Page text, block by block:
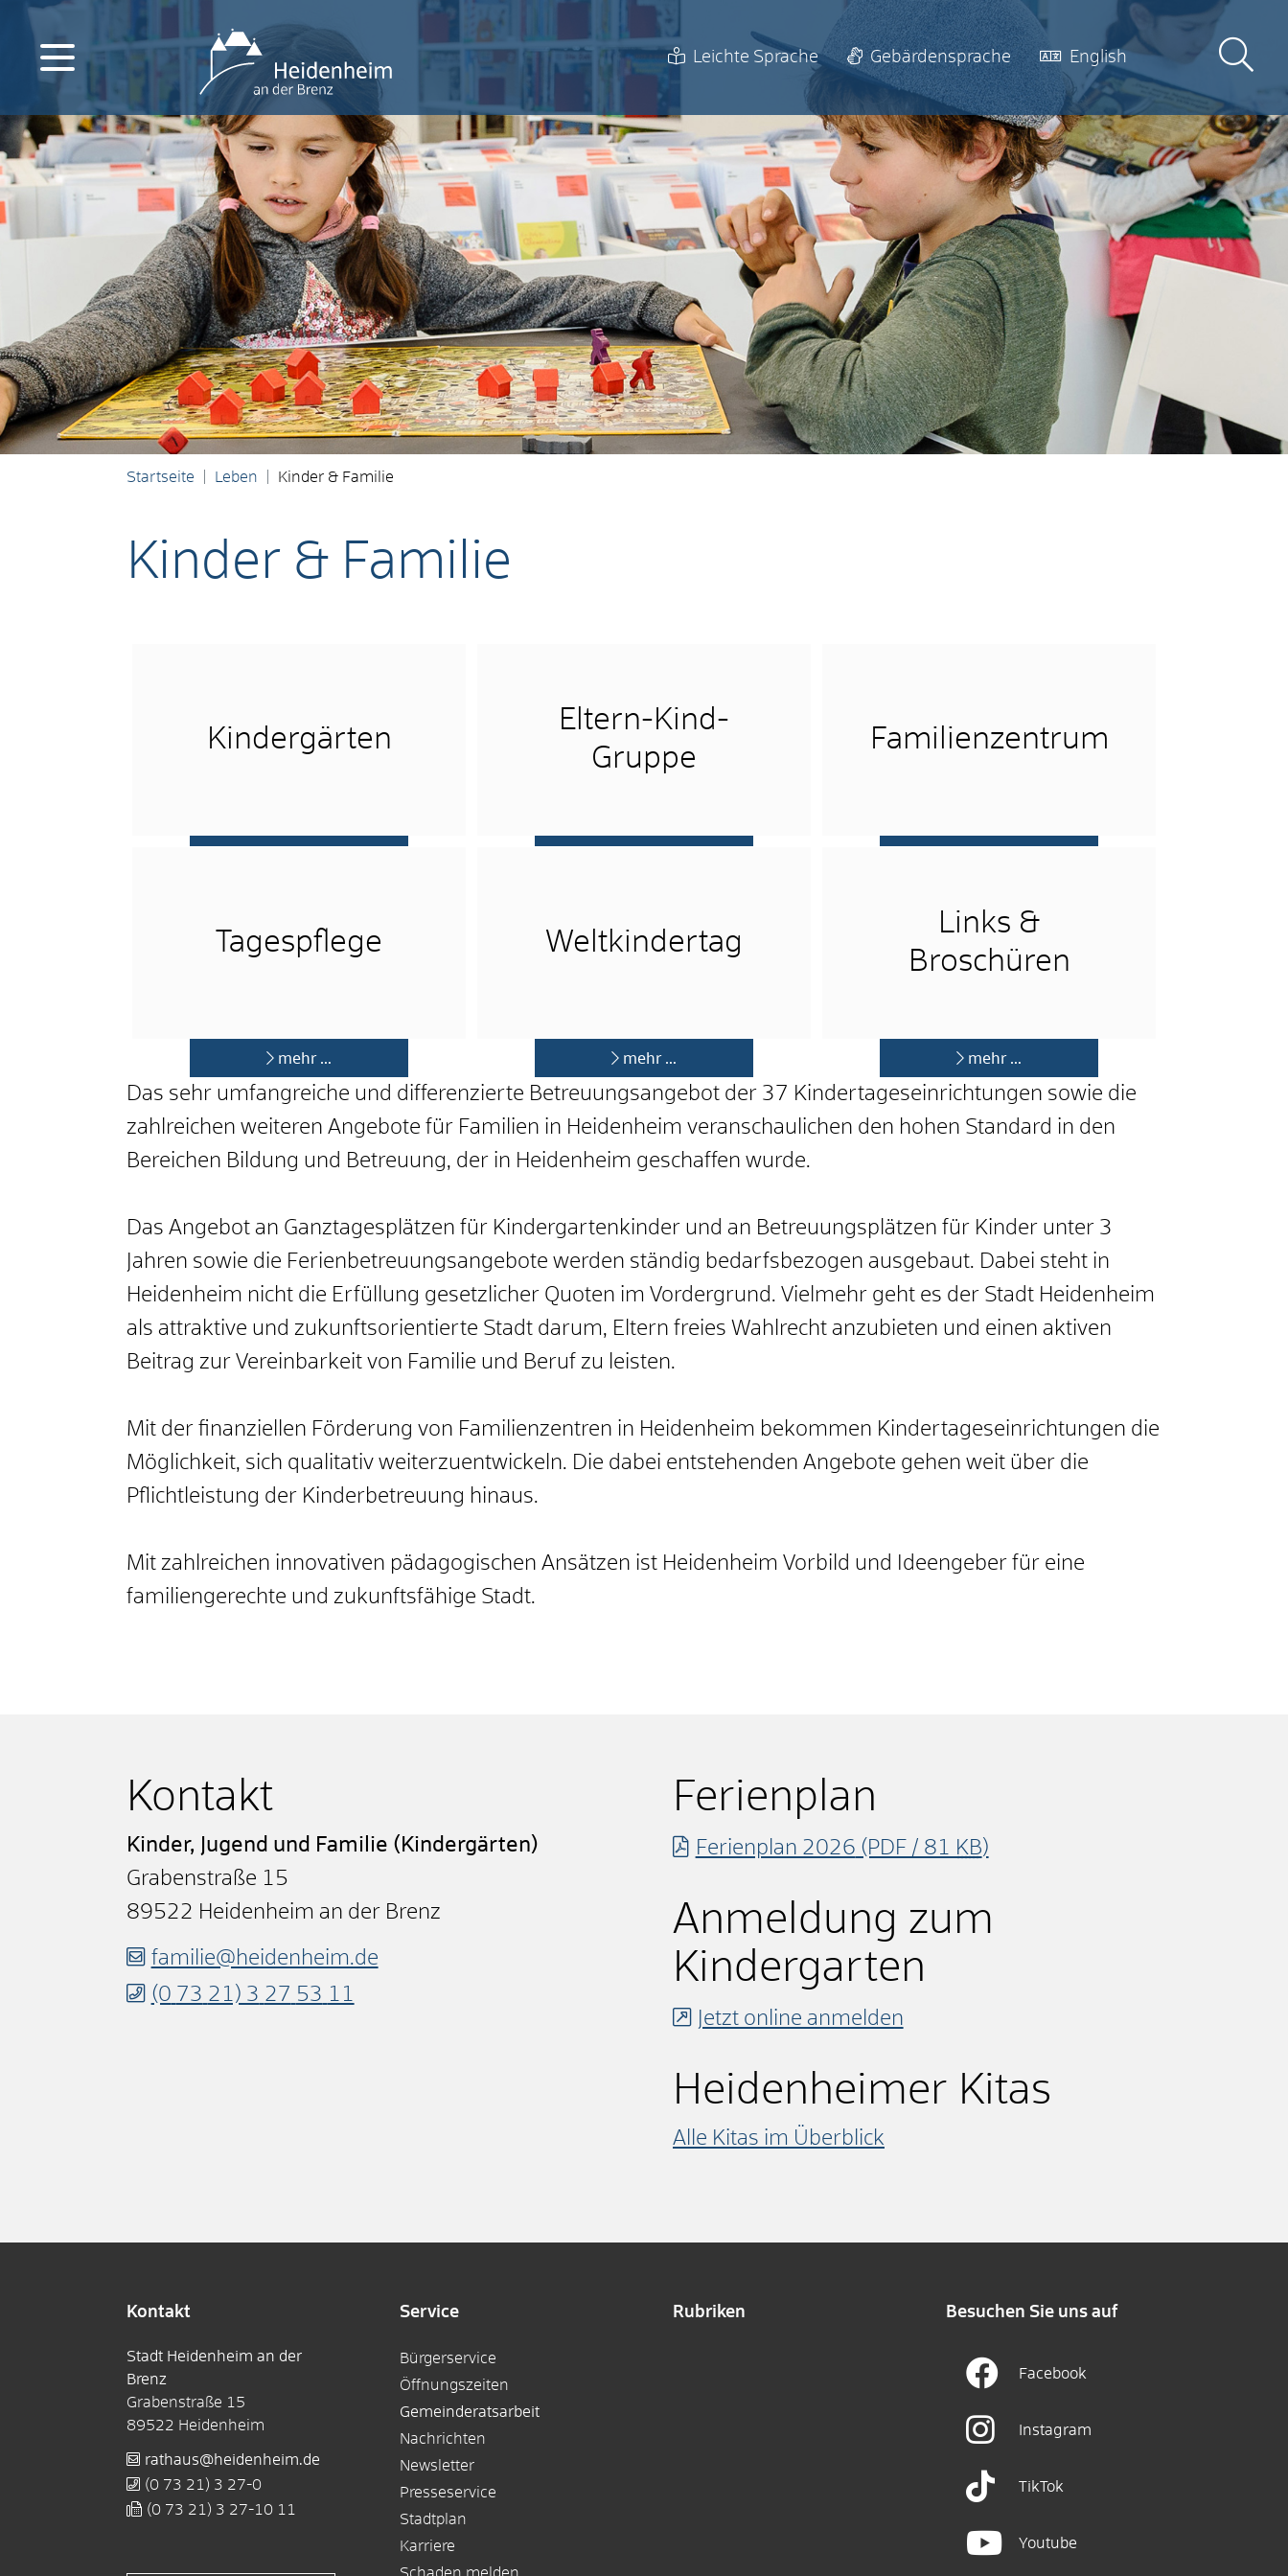
Leichte Sprache Gebärdensprache English
Startseite Leben Kinder & Familie
Kinder & Familie
Kindergärten
Eltern-Kind-
Gruppe
Familienzentrum
Tagespflege
mehr …
Weltkindertag
mehr …
Links &
Broschüren
mehr …
Das sehr umfangreiche und differenzierte Betreuungsangebot der 37 Kindertageseinrichtungen sowie die
zahlreichen weiteren Angebote für Familien in Heidenheim veranschaulichen den hohen Standard in den
Bereichen Bildung und Betreuung, der in Heidenheim geschaffen wurde.
Das Angebot an Ganztagesplätzen für Kindergartenkinder und an Betreuungsplätzen für Kinder unter 3
Jahren sowie die Ferienbetreuungsangebote werden ständig bedarfsbezogen ausgebaut. Dabei steht in
Heidenheim nicht die Erfüllung gesetzlicher Quoten im Vordergrund. Vielmehr geht es der Stadt Heidenheim
als attraktive und zukunftsorientierte Stadt darum, Eltern freies Wahlrecht anzubieten und einen aktiven
Beitrag zur Vereinbarkeit von Familie und Beruf zu leisten.
Mit der finanziellen Förderung von Familienzentren in Heidenheim bekommen Kindertageseinrichtungen die
Möglichkeit, sich qualitativ weiterzuentwickeln. Die dabei entstehenden Angebote gehen weit über die
Pflichtleistung der Kinderbetreuung hinaus.
Mit zahlreichen innovativen pädagogischen Ansätzen ist Heidenheim Vorbild und Ideengeber für eine
familiengerechte und zukunftsfähige Stadt.
Kontakt
Kinder, Jugend und Familie (Kindergärten)
Grabenstraße 15
89522 Heidenheim an der Brenz
familie@heidenheim.de
(0 73 21) 3 27 53 11
Ferienplan
Ferienplan 2026 (PDF / 81 KB)
Anmeldung zum
Kindergarten
Jetzt online anmelden
Heidenheimer Kitas
Alle Kitas im Überblick
Kontakt
Stadt Heidenheim an der
Brenz
Grabenstraße 15
89522 Heidenheim
rathaus@heidenheim.de
(0 73 21) 3 27-0
(0 73 21) 3 27-10 11
Service
Bürgerservice
Öffnungszeiten
Gemeinderatsarbeit
Nachrichten
Newsletter
Presseservice
Stadtplan
Karriere
Rubriken Besuchen Sie uns auf
Facebook
Instagram
TikTok
Youtube